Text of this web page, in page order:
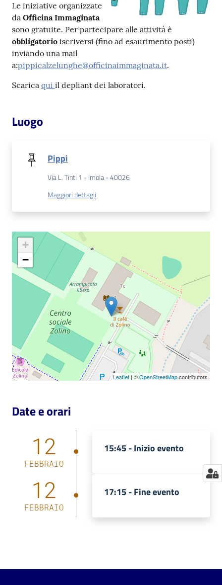
Archivio
storico
Decentrate
Patto
la
lettura
Seguici
Eventi
Chiedi al
bibliotecario
Avvisi
Le iniziative organizzate
da Officina Immaginata
sono gratuite. Per partecipare alle attività è
obbligatorio iscriversi (fino ad esaurimento posti)
inviando una mail
a:pippicalzelunghe@officinaimmaginata.it.
Scarica qui il depliant dei laboratori.
Luogo
Pippi
Via L. Tinti 1 - Imola - 40026
Maggiori dettagli
+
−
Leaflet | ©OpenStreetMapcontributors
Date e orari
12
FEBBRAIO
15:45 -Inizio evento
12
FEBBRAIO
17:15 -Fine evento